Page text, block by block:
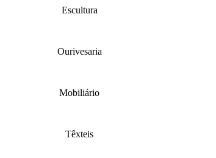
Escultura
Ourivesaria
Mobiliário
Têxteis